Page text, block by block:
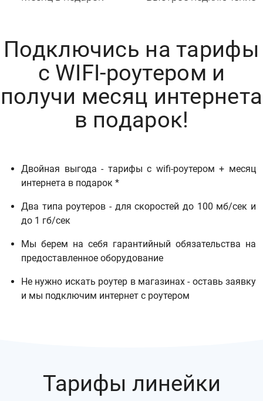
Подключись на тарифы
с WIFI-роутером и
получи месяц интернета
в подарок!
Двойная выгода - тарифы с wifi-роутером + месяц
интернета в подарок *
Два типа роутеров - для скоростей до 100 мб/сек и
до 1 гб/сек
Мы берем на себя гарантийный обязательства на
предоставленное оборудование
Не нужно искать роутер в магазинах - оставь заявку
и мы подключим интернет с роутером
Тарифы линейки